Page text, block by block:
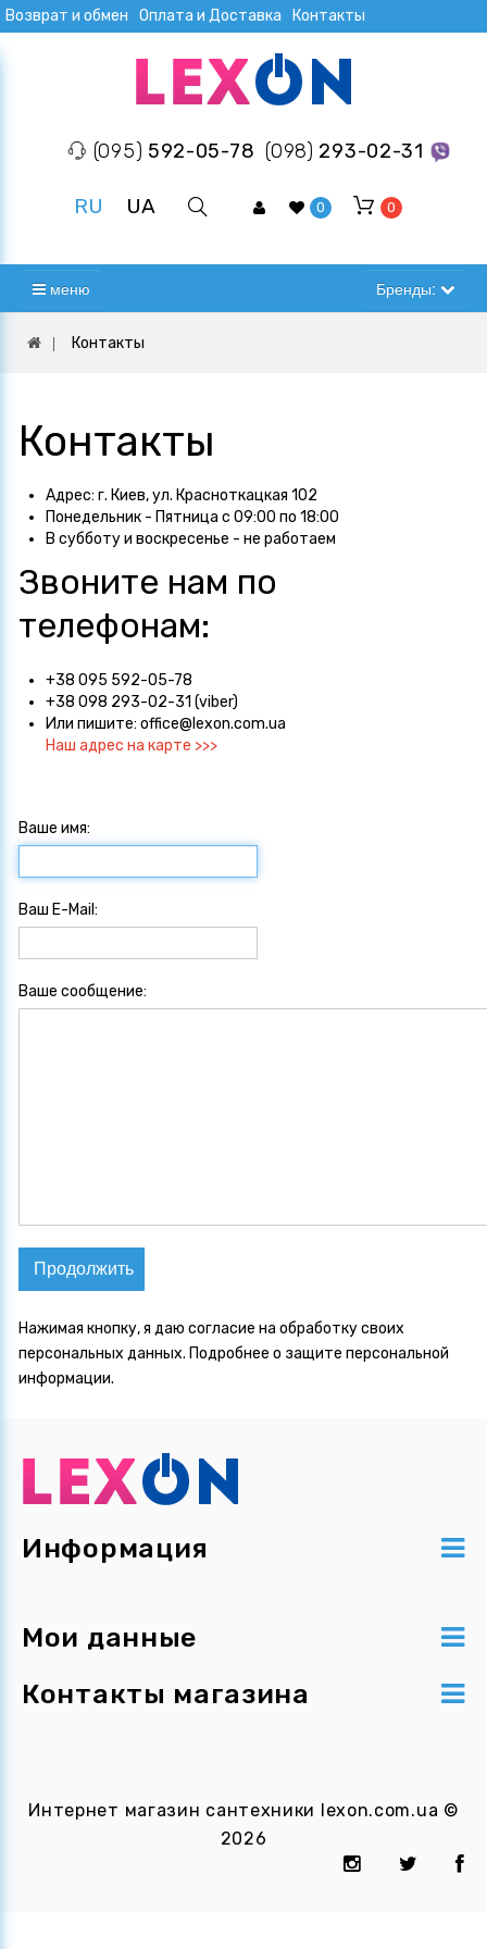
Возврат и обмен Оплата и Доставка Контакты
(095) 592-05-78 (098) 293-02-31
RU UA 0 0
меню Бренды:
Контакты
Контакты
Адрес: г. Киев, ул. Красноткацкая 102
Понедельник - Пятница с 09:00 по 18:00
В субботу и воскресенье - не работаем
Звоните нам по
телефонам:
+38 095 592-05-78
+38 098 293-02-31 (viber)
Или пишите: office@lexon.com.ua
Наш адрес на карте >>>
Ваше имя:
Ваш E-Mail:
Ваше сообщение:
Продолжить
Нажимая кнопку, я даю согласие на обработку своих
персональных данных. Подробнее о защите персональной
информации.
Информация
Мои данные
Контакты магазина
Интернет магазин сантехники lexon.com.ua ©
2026